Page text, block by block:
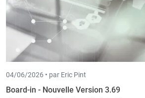
04/06/2026 • par Eric Pint
Board-in - Nouvelle Version 3.69